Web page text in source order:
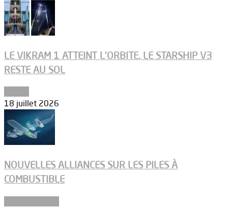
LE VIKRAM 1 ATTEINT L’ORBITE, LE STARSHIP V3
RESTE AU SOL
18 juillet 2026
NOUVELLES ALLIANCES SUR LES PILES À
COMBUSTIBLE